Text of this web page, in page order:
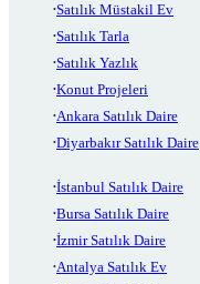
Satılık Müstakil Ev
Satılık Tarla
Satılık Yazlık
Konut Projeleri
Ankara Satılık Daire
Diyarbakır Satılık Daire
İstanbul Satılık Daire
Bursa Satılık Daire
İzmir Satılık Daire
Antalya Satılık Ev